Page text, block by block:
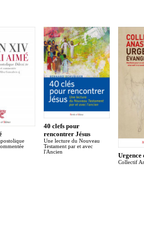
40 clefs pour
rencontrer Jésus
Une lecture du Nouveau
Testament par et avec
l'Ancien
Urgence
Collectif